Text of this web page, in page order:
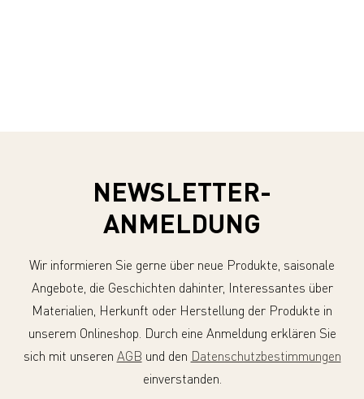
NEWSLETTER-
ANMELDUNG
Wir informieren Sie gerne über neue Produkte, saisonale
Angebote, die Geschichten dahinter, Interessantes über
Materialien, Herkunft oder Herstellung der Produkte in
unserem Onlineshop. Durch eine Anmeldung erklären Sie
sich mit unseren AGB und den Datenschutzbestimmungen
einverstanden.